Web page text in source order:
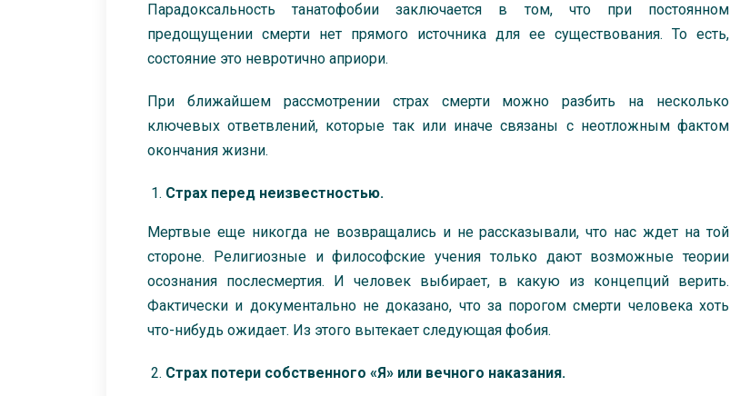
Парадоксальность танатофобии заключается в том, что при постоянном
предощущении смерти нет прямого источника для ее существования. То есть,
состояние это невротично априори.
При ближайшем рассмотрении страх смерти можно разбить на несколько
ключевых ответвлений, которые так или иначе связаны с неотложным фактом
окончания жизни.
Страх перед неизвестностью.
Мертвые еще никогда не возвращались и не рассказывали, что нас ждет на той
стороне. Религиозные и философские учения только дают возможные теории
осознания послесмертия. И человек выбирает, в какую из концепций верить.
Фактически и документально не доказано, что за порогом смерти человека хоть
что-нибудь ожидает. Из этого вытекает следующая фобия.
Страх потери собственного «Я» или вечного наказания.